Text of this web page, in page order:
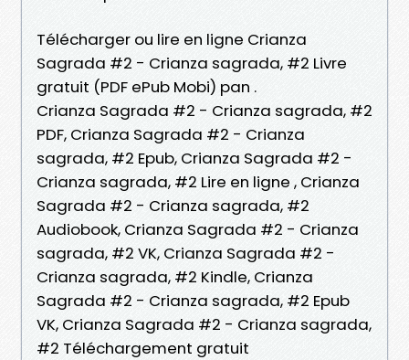
Télécharger ou lire en ligne Crianza
Sagrada #2 - Crianza sagrada, #2 Livre
gratuit (PDF ePub Mobi) pan .
Crianza Sagrada #2 - Crianza sagrada, #2
PDF, Crianza Sagrada #2 - Crianza
sagrada, #2 Epub, Crianza Sagrada #2 -
Crianza sagrada, #2 Lire en ligne , Crianza
Sagrada #2 - Crianza sagrada, #2
Audiobook, Crianza Sagrada #2 - Crianza
sagrada, #2 VK, Crianza Sagrada #2 -
Crianza sagrada, #2 Kindle, Crianza
Sagrada #2 - Crianza sagrada, #2 Epub
VK, Crianza Sagrada #2 - Crianza sagrada,
#2 Téléchargement gratuit